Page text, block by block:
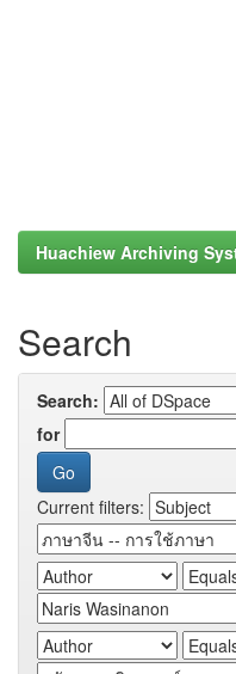
Huachiew Archiving
Search
Search:
for
Current filters: